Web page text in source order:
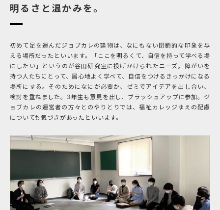
明るさと温かみを。
初めて足を運んだジョブカレの建物は、なにもない閉鎖的な印象を与
える場所だったといいます。「ここを明るくて、自信を持って学べる場
にしたい」というのが谷田研究室に投げかけられたニーズ。障がいを
持つ人たちにとって、居心地よく学べて、自信をつけるきっかけになる
場所にする。そのためになにが必要か、ゼミでアイデアを出し合い、
検討を重ねました。3年生も意見を出し、ブラッシュアップに参加。ジ
ョブカレの運営者の方々とのやりとりでは、福祉カレッジゆえの配慮
についても気づきがあったといいます。